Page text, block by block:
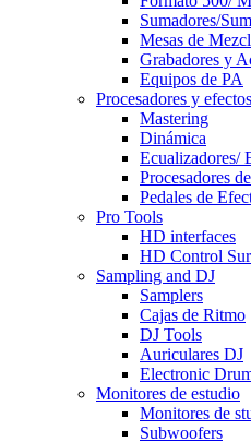
Sumadores/
Mesas de
Grabadores y
Equipos de PA
Procesadores y efectos
Mastering
Dinámica
Ecualizadores/
Procesadores
Pedales de
Pro Tools
HD interfaces
HD Control
Sampling and DJ
Samplers
Cajas de Ritmo
DJ Tools
Auriculares DJ
Electronic
Monitores de estudio
Monitores de
Subwoofers